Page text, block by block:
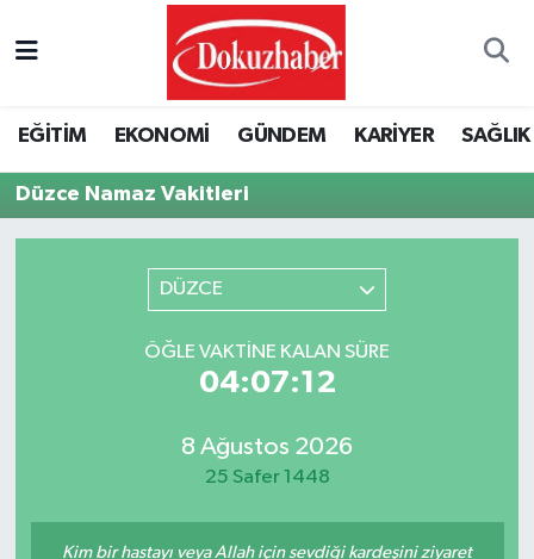
EĞİTİM EKONOMİ GÜNDEM KARİYER SAĞLIK
Düzce Namaz Vakitleri
DÜZCE
ÖĞLE VAKTINE KALAN SÜRE
04:07:12
8 Ağustos 2026
25 Safer 1448
Kim bir hastayı veya Allah için sevdiği kardeşini ziyaret
Tüm Manşetler